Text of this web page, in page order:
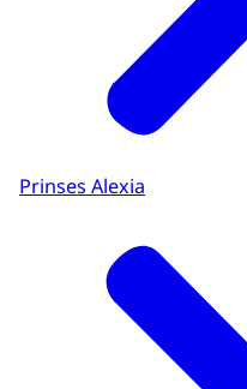
Prinses Alexia